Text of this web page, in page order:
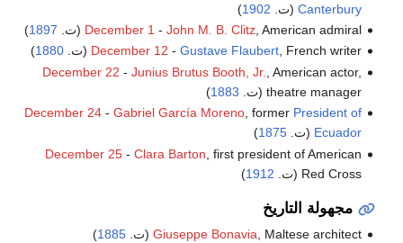
Canterbury (ت. 1902
)
December 1 - John M. B. Clitz, American admiral (ت. 1897
)
December 12 - Gustave Flaubert, French writer (ت. 1880
)
December 22 - Junius Brutus Booth, Jr.
, American actor,
theatre manager (ت.
1883
)
December 24- Gabriel García Moreno, former President of
Ecuador (ت.1875
)
December 25- Clara Barton , first president of American
Red Cross (ت.
1912
)
مجهولة التاريخ
Giuseppe Bonavia, Maltese architect (ت. 1885
)